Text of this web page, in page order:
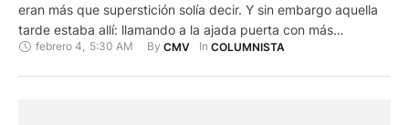
eran más que superstición solía decir. Y sin embargo aquella
tarde estaba allí: llamando a la ajada puerta con más
desconfianza que entusiasmo. Pasaron algunos segundos y
febrero 4, 5:30 AM By CMV In COLUMNISTA